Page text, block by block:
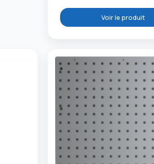
Voir le produit